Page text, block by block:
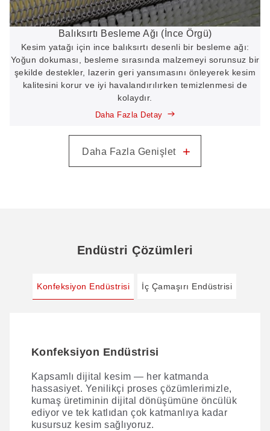
Balıksırtı Besleme Ağı (İnce Örgü)
Kesim yatağı için ince balıksırtı desenli bir besleme ağı:
Yoğun dokuması, besleme sırasında malzemeyi sorunsuz bir
şekilde destekler, lazerin geri yansımasını önleyerek kesim
kalitesini korur ve iyi havalandırılırken temizlenmesi de
kolaydır.
Daha Fazla Detay
Daha Fazla Genişlet +
Endüstri Çözümleri
Konfeksiyon Endüstrisi İç Çamaşırı Endüstrisi
Konfeksiyon Endüstrisi
Kapsamlı dijital kesim — her katmanda
hassasiyet. Yenilikçi proses çözümlerimizle,
kumaş üretiminin dijital dönüşümüne öncülük
ediyor ve tek katlıdan çok katmanlıya kadar
kusursuz kesim sağlıyoruz.
İç Çamaşırı Endüstrisi
AI VisionScan teknolojisi, dantel kesim
hassasiyetini bir adım öteye taşıyor.
VisionScan PUR dağıtım sistemimiz ve
temassız 3D sütyen kupası kesim
teknolojimizle bir araya geldiğinde, iç giyim